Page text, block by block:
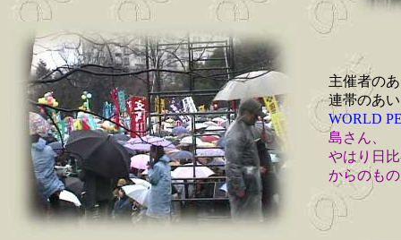
主催者の
連帯のあ
WORLD
島さん、
やはり日
からのも